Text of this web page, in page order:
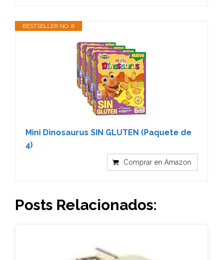
BESTSELLER NO. 8
Mini Dinosaurus SIN GLUTEN (Paquete de
4)
Comprar en Amazon
Posts Relacionados: